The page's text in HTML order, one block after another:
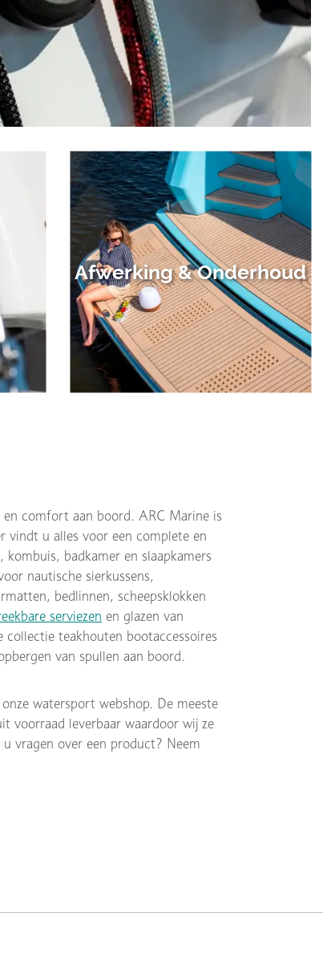
Afwerking & Onderhoud
en comfort aan boord. ARC Marine is
vindt u alles voor een complete en
badkamer en slaapkamers
nautische sierkussens,
bedlinnen, scheepsklokken
serviezen en glazen van
collectie teakhouten bootaccessoires
van spullen aan boord.
watersport webshop. De meeste
voorraad leverbaar waardoor wij ze
vragen over een product? Neem